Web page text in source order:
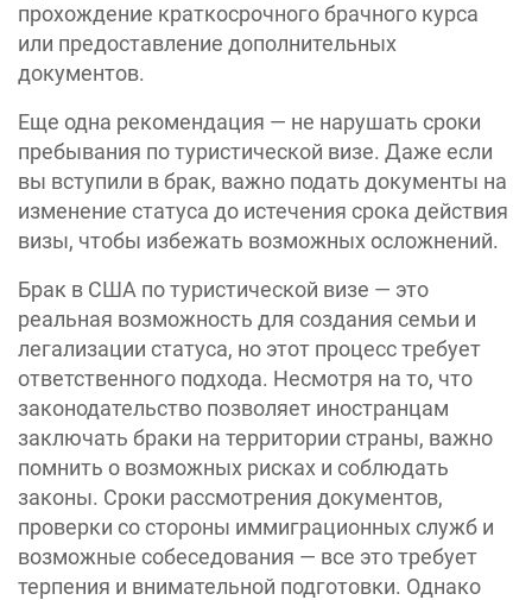
прохождение краткосрочного брачного курса
или предоставление дополнительных
документов.
Еще одна рекомендация — не нарушать сроки
пребывания по туристической визе. Даже если
вы вступили в брак, важно подать документы на
изменение статуса до истечения срока действия
визы, чтобы избежать возможных осложнений.
Брак в США по туристической визе — это
реальная возможность для создания семьи и
легализации статуса, но этот процесс требует
ответственного подхода. Несмотря на то, что
законодательство позволяет иностранцам
заключать браки на территории страны, важно
помнить о возможных рисках и соблюдать
законы. Сроки рассмотрения документов,
проверки со стороны иммиграционных служб и
возможные собеседования — все это требует
терпения и внимательной подготовки. Однако